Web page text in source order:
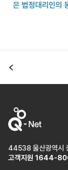
은 법정대리인의
이전
44538 울산광역시
고객지원 1644-